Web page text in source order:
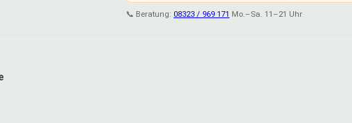
📞 Beratung: 08323 / 969 171 Mo.–Sa. 11–21 Uhr